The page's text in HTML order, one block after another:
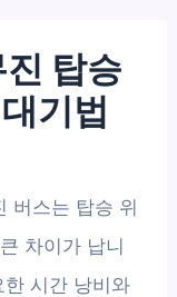
탑승
기법
버스는 탑승 위
차이가 납니
시간 낭비와